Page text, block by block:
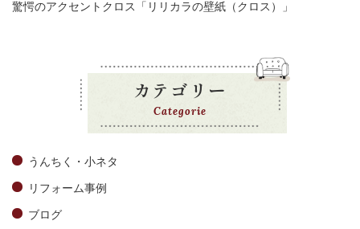
驚愕のアクセントクロス「リリカラの壁紙（クロス）」
カテゴリー
Categorie
うんちく・小ネタ
リフォーム事例
ブログ